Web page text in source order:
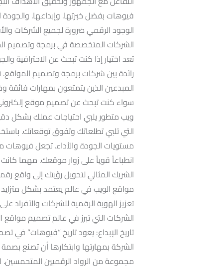
فيوهات بفضل خبرتها. وإبداعها.
الوجود الرقمي ضرورة لجميع الشركات
الشركات المتخصصة في برمجة وتصميم
تعد اختيار إذا كنت تبحث عن الاحترافية
رائدة بين شركات برمجة وتصميم
المبدعين الذين يتمتعون بمهارات
سواء كنت تبحث عن تصميم موقع
ويب متطور يلبي احتياجات عملك بشكل
التي تلبي تطلعاتك وتفوق توقعاتك.
مستويات الجودة والأداء. تجعل فيوهات
انطباعاً قوياً على زوار موقعك. مهما
الشريك المثالي لتحويل رؤيتك إلى واقع
مواقع الويب في عالم يعتمد بشكل
تعزيز الهوية الرقمية للشركات
الشركات التي تبرز في عالم تصميم مواقع
تاريخ الإبداع: يعود تاريخ “فيوهات”
الشركة بمهارتها وابتكارها أن تصنع
مجموعة من الرواد الرقميين